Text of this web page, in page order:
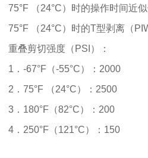
75°F （24°C）时的操作时间近
75°F （24°C）时的T型剥离（
重叠剪切强度（PSI）：
1．-67°F（-55°C）：2000
2．75°F （24°C）：2500
3．180°F（82°C）：200
4．250°F（121°C）：150